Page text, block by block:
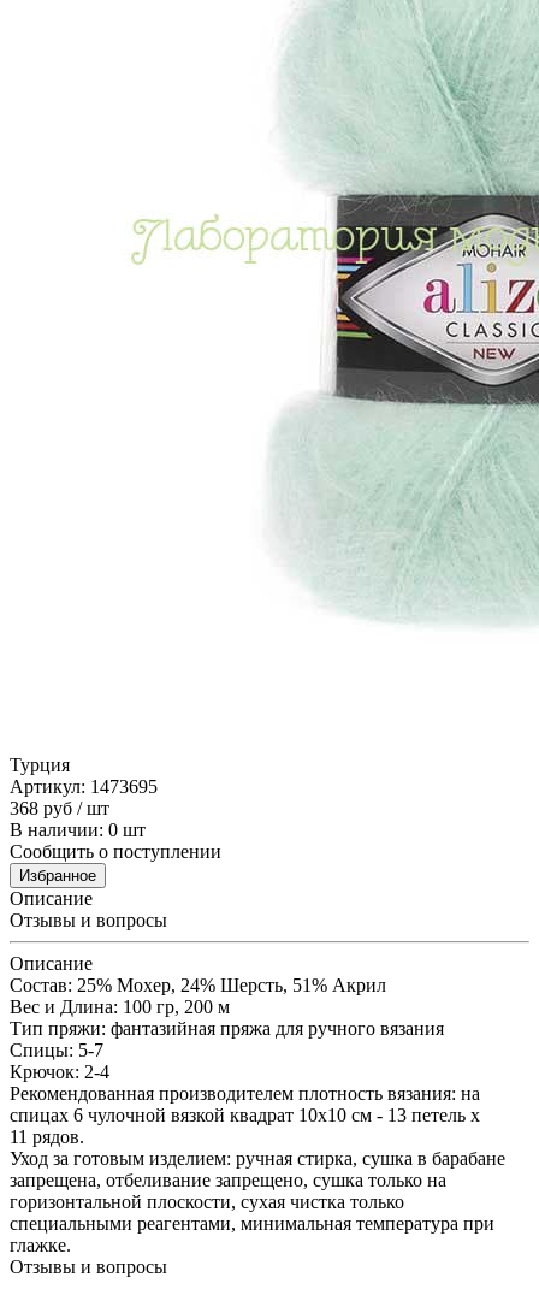
Турция
Артикул: 1473695
368 руб / шт
В наличии: 0 шт
Сообщить о поступлении
Избранное
Описание
Отзывы и вопросы
Описание
Состав: 25% Mохер, 24% Шерсть, 51% Aкрил
Вес и Длина: 100 гр, 200 м
Тип пряжи: фантазийная пряжа для ручного вязания
Спицы: 5-7
Крючок: 2-4
Рекомендованная производителем плотность вязания: на
спицах 6 чулочной вязкой квадрат 10х10 см - 13 петель х
11 рядов.
Уход за готовым изделием: ручная стирка, сушка в барабане
запрещена, отбеливание запрещено, сушка только на
горизонтальной плоскости, сухая чистка только
специальными реагентами, минимальная температура при
глажке.
Отзывы и вопросы